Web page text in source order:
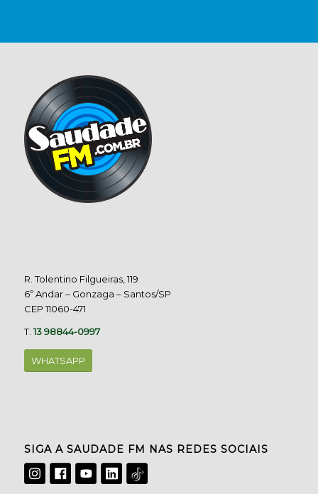
R. Tolentino Filgueiras, 119
6º Andar – Gonzaga – Santos/SP
CEP 11060-471
T.13 98844-0997
WHATSAPP
SIGA A SAUDADE FM NAS REDES SOCIAIS